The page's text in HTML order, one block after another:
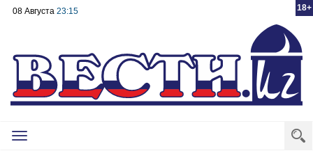
18+
08 Августа 23:15
Toggle